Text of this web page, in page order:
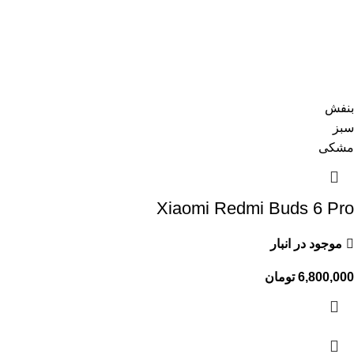
بنفش
سبز
مشکی
Xiaomi Redmi Buds 6 Pro
موجود در انبار
6,800,000 تومان